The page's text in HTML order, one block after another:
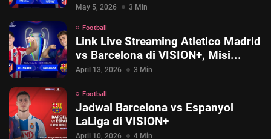
© 2026 Vision+. All rights reserved.
May 5, 2026 3 Min
Football
Link Live Streaming Atletico Madrid
vs Barcelona di VISION+, Misi...
April 13, 2026 3 Min
Football
Jadwal Barcelona vs Espanyol
LaLiga di VISION+
April 10, 2026 4 Min